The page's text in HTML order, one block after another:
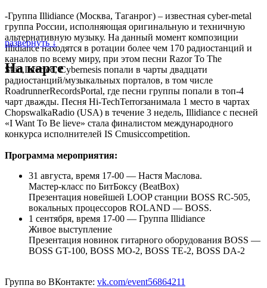
-Группа Illidiance (Москва, Таганрог) – известная сyber-metal
группа России, исполняющая оригинальную и техничную
альтернативную музыку. На данный момент композиции
Illidiance находятся в ротации более чем 170 радиостанций и
каналов по всему миру, при этом песни Razor To The
Skin,Infected, Cybernesis попали в чарты двадцати
радиостанций/музыкальных порталов, в том числе
RoadrunnerRecordsPortal, где песни группы попали в топ-4
чарт дважды. Песня Hi-TechTerrorзанимала 1 место в чартах
ChopswalkaRadio (USA) в течение 3 недель, Illidiance с песней
«I Want To Be lieve» стала финалистом международного
конкурса исполнителей IS Cmusiccompetition.
Программа мероприятия:
31 августа, время 17-00 — Настя Маслова.
Мастер-класс по БитБоксу (BeatBox)
Презентация новейшей LOOP станции BOSS RC-505,
вокальных процессоров ROLAND — BOSS.
1 сентября, время 17-00 — Группа Illidiance
Живое выступление
Презентация новинок гитарного оборудования BOSS —
BOSS GT-100, BOSS MO-2, BOSS TE-2, BOSS DA-2
Группа во ВКонтакте: vk.com/event56864211
развернуть ↓
На карте